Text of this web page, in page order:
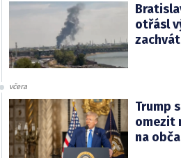
otřásl
včera
Trump
omezit
na